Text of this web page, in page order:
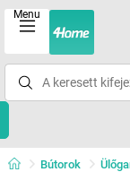
Menu
Bútorok